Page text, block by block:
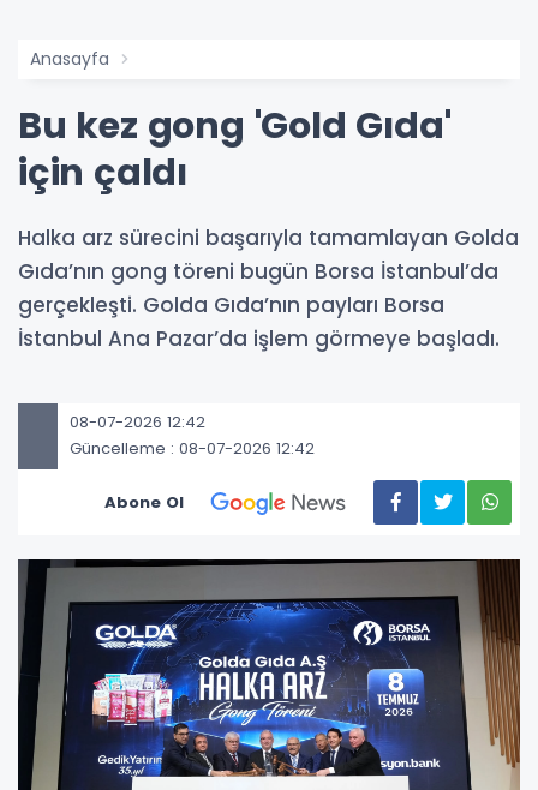
Anasayfa
Bu kez gong 'Gold Gıda'
için çaldı
Halka arz sürecini başarıyla tamamlayan Golda
Gıda’nın gong töreni bugün Borsa İstanbul’da
gerçekleşti. Golda Gıda’nın payları Borsa
İstanbul Ana Pazar’da işlem görmeye başladı.
08-07-2026 12:42
Güncelleme : 08-07-2026 12:42
Abone Ol